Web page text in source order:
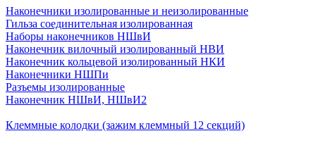
Наконечники изолированные и неизолированные
Гильза соединительная изолированная
Наборы наконечников НШвИ
Наконечник вилочный изолированный НВИ
Наконечник кольцевой изолированный НКИ
Наконечники НШПи
Разъемы изолированные
Наконечник НШвИ, НШвИ2
Клеммные колодки (зажим клеммный 12 секций)